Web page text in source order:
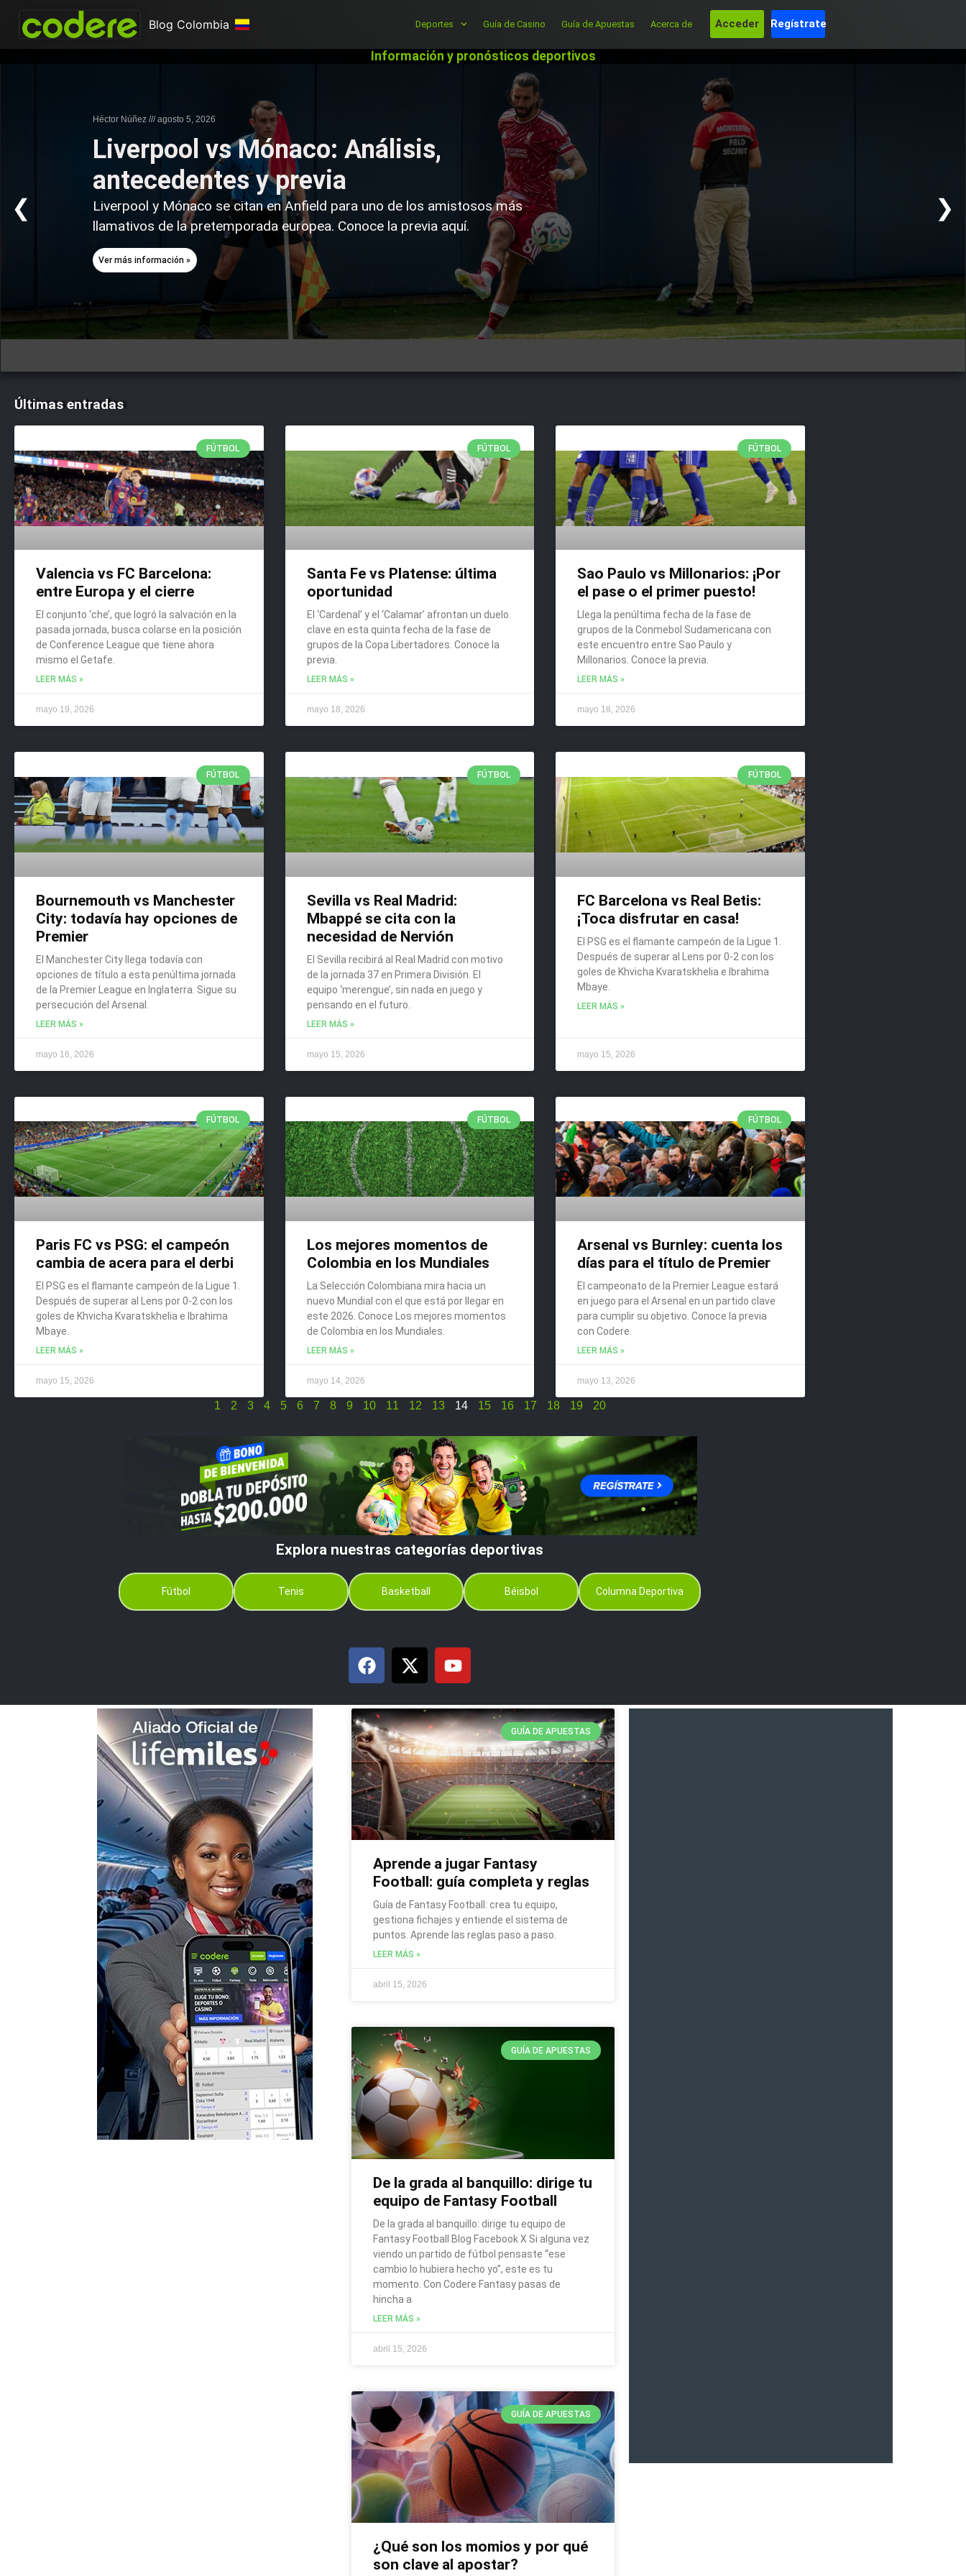
Blog Colombia Deportes Guía de Casino Guía de Apuestas Acerca de Acceder Regístrate
Información y pronósticos deportivos
Liverpool vs Mónaco: Análisis,
antecedentes y previa
Héctor Núñez agosto 5, 2026
Liverpool y Mónaco se citan en Anfield para uno de los amistosos más
llamativos de la pretemporada europea. Conoce la previa aquí.
Ver más información »
❮ ❯
Últimas entradas
FÚTBOL
Valencia vs FC Barcelona:
entre Europa y el cierre
El conjunto ‘che’, que logró la salvación en la
pasada jornada, busca colarse en la posición
de Conference League que tiene ahora
mismo el Getafe.
LEER MÁS »
mayo 19, 2026
FÚTBOL
Santa Fe vs Platense: última
oportunidad
El ‘Cardenal’ y el ‘Calamar’ afrontan un duelo
clave en esta quinta fecha de la fase de
grupos de la Copa Libertadores. Conoce la
previa.
LEER MÁS »
mayo 18, 2026
FÚTBOL
Sao Paulo vs Millonarios: ¡Por
el pase o el primer puesto!
Llega la penúltima fecha de la fase de
grupos de la Conmebol Sudamericana con
este encuentro entre Sao Paulo y
Millonarios. Conoce la previa.
LEER MÁS »
mayo 18, 2026
FÚTBOL
Bournemouth vs Manchester
City: todavía hay opciones de
Premier
El Manchester City llega todavía con
opciones de título a esta penúltima jornada
de la Premier League en Inglaterra. Sigue su
persecución del Arsenal.
LEER MÁS »
mayo 16, 2026
FÚTBOL
Sevilla vs Real Madrid:
Mbappé se cita con la
necesidad de Nervión
El Sevilla recibirá al Real Madrid con motivo
de la jornada 37 en Primera División. El
equipo ‘merengue’, sin nada en juego y
pensando en el futuro.
LEER MÁS »
mayo 15, 2026
FÚTBOL
FC Barcelona vs Real Betis:
¡Toca disfrutar en casa!
El PSG es el flamante campeón de la Ligue 1.
Después de superar al Lens por 0-2 con los
goles de Khvicha Kvaratskhelia e Ibrahima
Mbaye.
LEER MÁS »
mayo 15, 2026
FÚTBOL
Paris FC vs PSG: el campeón
cambia de acera para el derbi
El PSG es el flamante campeón de la Ligue 1.
Después de superar al Lens por 0-2 con los
goles de Khvicha Kvaratskhelia e Ibrahima
Mbaye.
LEER MÁS »
mayo 15, 2026
FÚTBOL
Los mejores momentos de
Colombia en los Mundiales
La Selección Colombiana mira hacia un
nuevo Mundial con el que está por llegar en
este 2026. Conoce Los mejores momentos
de Colombia en los Mundiales.
LEER MÁS »
mayo 14, 2026
FÚTBOL
Arsenal vs Burnley: cuenta los
días para el título de Premier
El campeonato de la Premier League estará
en juego para el Arsenal en un partido clave
para cumplir su objetivo. Conoce la previa
con Codere.
LEER MÁS »
mayo 13, 2026
1 2 3 4 5 6 7 8 9 10 11 12 13 14 15 16 17 18 19 20
Explora nuestras categorías deportivas
Fútbol Tenis Basketball Béisbol Columna Deportiva
GUÍA DE APUESTAS
Aprende a jugar Fantasy
Football: guía completa y reglas
Guía de Fantasy Football: crea tu equipo,
gestiona fichajes y entiende el sistema de
puntos. Aprende las reglas paso a paso.
LEER MÁS »
abril 15, 2026
GUÍA DE APUESTAS
De la grada al banquillo: dirige tu
equipo de Fantasy Football
De la grada al banquillo: dirige tu equipo de
Fantasy Football Blog Facebook X Si alguna vez
viendo un partido de fútbol pensaste “ese
cambio lo hubiera hecho yo”, este es tu
momento. Con Codere Fantasy pasas de
hincha a
LEER MÁS »
abril 15, 2026
GUÍA DE APUESTAS
¿Qué son los momios y por qué
son clave al apostar?